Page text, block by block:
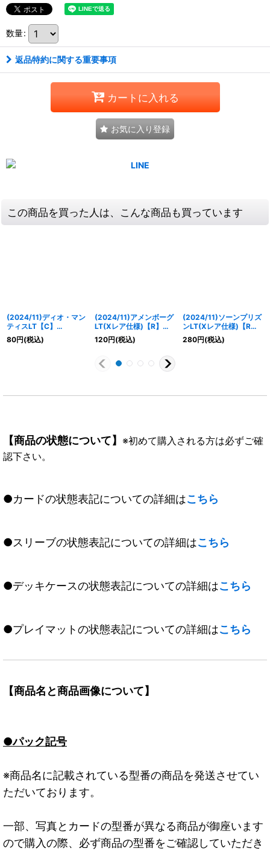
数量:
返品特約に関する重要事項
カートに入れる
お気に入り登録
この商品を買った人は、こんな商品も買っています
(2024/11)ディオ・マン
ティスLT【C】
{BSC45-033}《緑》
80円(税込)
(2024/11)アメンボーグ
LT(Xレア仕様)【R】
{BSC45-031}《緑》
120円(税込)
(2024/11)ソーンプリズ
ンLT(Xレア仕様)【R】
{BSC45-097}《緑》
280円(税込)
【商品の状態について】 ※初めて購入される方は必ずご確
認下さい。
●カードの状態表記についての詳細はこちら
●スリーブの状態表記についての詳細はこちら
●デッキケースの状態表記についての詳細はこちら
●プレイマットの状態表記についての詳細はこちら
【商品名と商品画像について】
●パック記号
※商品名に記載されている型番の商品を発送させてい
ただいております。
一部、写真とカードの型番が異なる商品が御座います
ので購入の際、必ず商品の型番をご確認していただき